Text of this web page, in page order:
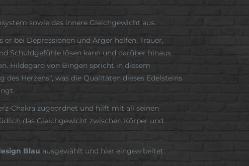
sowie das innere Gleichgewicht aus.
bei Depressionen und Ärger helfen, Trauer,
Schuldgefühle lösen kann und darüber hinaus
Hildegard von Bingen spricht in diesem
Herzens“, was die Qualitäten dieses Edelsteins
Chakra zugeordnet und hilft mit all seinen
das Gleichgewicht zwischen Körper und
Blau ausgewählt und hier eingearbeitet.